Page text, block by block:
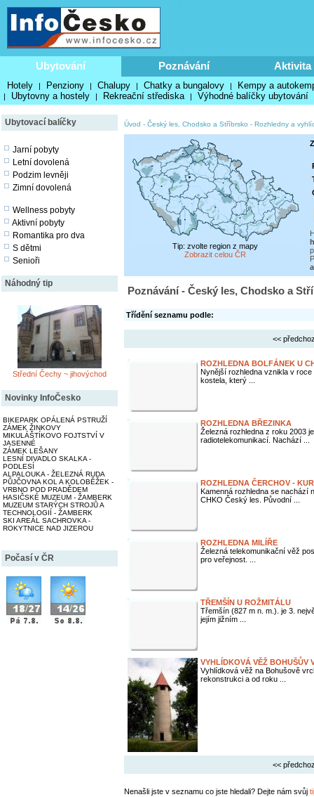
Ubytování Poznávání Aktivita
Hotely | Penziony | Chalupy | Chatky a bungalovy | Kempy a
| Ubytovny a hostely | Rekreační střediska | Výhodné balíčky ubytování
Ubytovací balíčky
Jarní pobyty
Letní dovolená
Podzim levněji
Zimní dovolená
Wellness pobyty
Aktivní pobyty
Romantika pro dva
S dětmi
Senioři
Náhodný tip
Střední Čechy ~ jihovýchod
Novinky InfoČesko
BIKEPARK OPÁLENÁ PSTRUŽÍ
ZÁMEK ŽINKOVY
MIKULÁŠTÍKOVO FOJTSTVÍ V
JASENNÉ
ZÁMEK LEŠANY
LESNÍ DIVADLO SKALKA -
PODLESÍ
ALPALOUKA - ŽELEZNÁ RUDA
PŮJČOVNA KOL A KOLOBĚŽEK -
VRBNO POD PRADĚDEM
HASIČSKÉ MUZEUM - ŽAMBERK
MUZEUM STARÝCH STROJŮ A
TECHNOLOGIÍ - ŽAMBERK
SKI AREÁL SACHROVKA -
ROKYTNICE NAD JIZEROU
Počasí v ČR
Úvod - Český les, Chodsko a Stříbrsko - Rozhledny a
Tip: zvolte region z mapy
Zobrazit celou ČR
Poznávání - Český les, Chodsko a
Třídění seznamu podle:
<<
ROZHLEDNA BOLFÁNEK U
Nynější rozhledna vznikla v
kostela, který ...
ROZHLEDNA BŘEZINKA
Železná rozhledna z roku 2003
radiotelekomunikací. Nachází ...
ROZHLEDNA ČERCHOV -
Kamenná rozhledna se nachází
CHKO Český les. Původní ...
ROZHLEDNA MILÍŘE
Železná telekomunikační věž
pro veřejnost. ...
TŘEMŠÍN U ROŽMITÁLU
Třemšín (827 m n. m.). je 3.
jejím jižním ...
VYHLÍDKOVÁ VĚŽ BOHUŠŮV
Vyhlídková věž na Bohušově
rekonstrukci a od roku ...
<<
Nenašli jste v seznamu co jste hledali? Dejte nám svůj